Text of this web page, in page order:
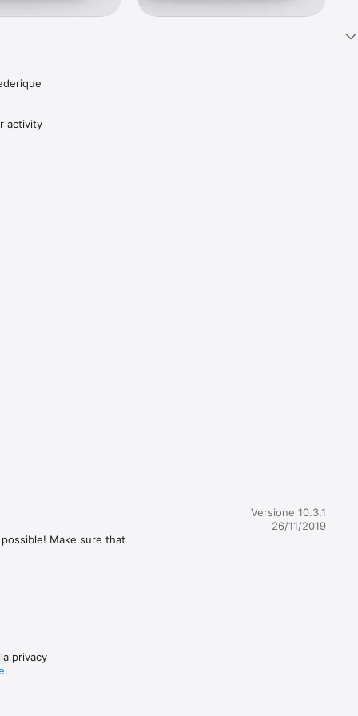
activity
You
and
Make sure that
Versione 10.3.1
26/11/2019
privacy
.